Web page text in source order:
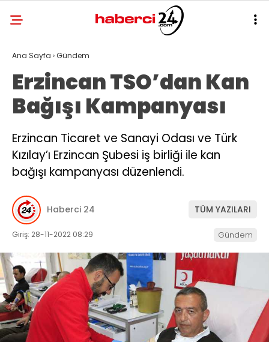
Ana Sayfa ›Gündem
Erzincan TSO’dan Kan
Bağışı Kampanyası
Erzincan Ticaret ve Sanayi Odası ve Türk
Kızılay’ı Erzincan Şubesi iş birliği ile kan
bağışı kampanyası düzenlendi.
Haberci 24 TÜM YAZILARI
Giriş: 28-11-2022 08:29 Gündem